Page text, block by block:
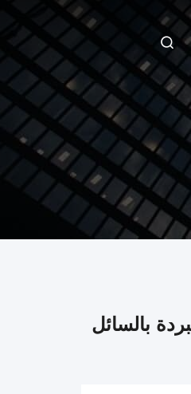
بالسائل